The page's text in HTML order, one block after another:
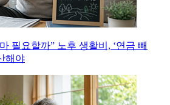
필요할까” 노후 생활비, ‘연금 빼
해야